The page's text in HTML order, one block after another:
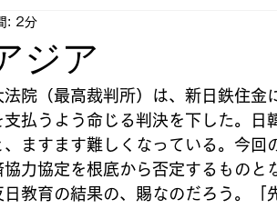
ジア
: 2分
法院（最高裁判所）は、新日鉄住金
支払うよう命じる判決を下した。日
、ますます難しくなっている。今
力協定を根底から否定するものと
教育の結果の、賜なのだろう。「